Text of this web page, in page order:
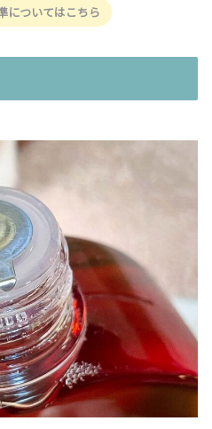
についてはこちら